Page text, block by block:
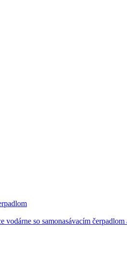
vodárne so samonasávacím